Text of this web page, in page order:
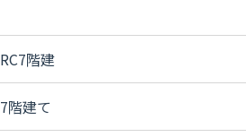
RC7階建
7階建て